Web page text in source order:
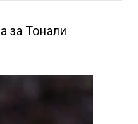
за Тонали